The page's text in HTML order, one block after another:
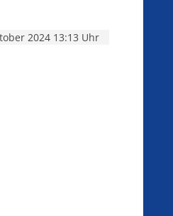
2024 13:13 Uhr